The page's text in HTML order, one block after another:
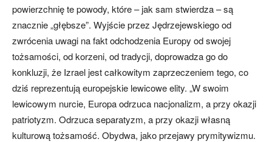
powierzchnię te powody, które – jak sam stwierdza – są
znacznie „głębsze”. Wyjście przez Jędrzejewskiego od
zwrócenia uwagi na fakt odchodzenia Europy od swojej
tożsamości, od korzeni, od tradycji, doprowadza go do
konkluzji, że Izrael jest całkowitym zaprzeczeniem tego, co
dziś reprezentują europejskie lewicowe elity. „W swoim
lewicowym nurcie, Europa odrzuca nacjonalizm, a przy okazji
patriotyzm. Odrzuca separatyzm, a przy okazji własną
kulturową tożsamość. Obydwa, jako przejawy prymitywizmu.